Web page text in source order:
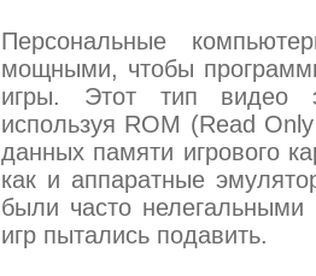
Персональные
мощными, чтобы
игры. Этот тип видео
используя ROM (Read
данных памяти игрового
как и аппаратные
были часто нелегальными
игр пытались подавить.